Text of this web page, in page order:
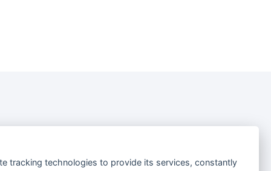
tracking technologies to provide its services, constantly